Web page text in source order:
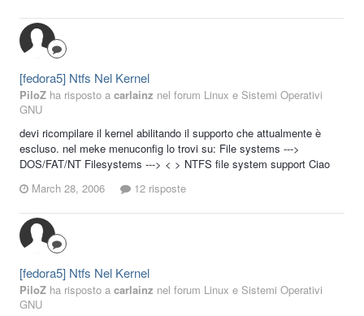
[fedora5] Ntfs Nel Kernel
PiloZ ha risposto a carlainz nel forum Linux e Sistemi Operativi
GNU
devi ricompilare il kernel abilitando il supporto che attualmente è
escluso. nel meke menuconfig lo trovi su: File systems --->
DOS/FAT/NT Filesystems ---> < > NTFS file system support Ciao
March 28, 2006
12 risposte
[fedora5] Ntfs Nel Kernel
PiloZ ha risposto a carlainz nel forum Linux e Sistemi Operativi
GNU